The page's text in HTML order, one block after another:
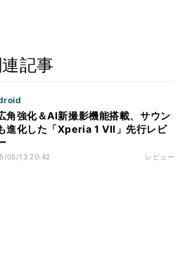
記事
角強化＆AI新撮影機能搭載、サウン
進化した「Xperia 1 VII」先行レビ
05/13 20:42 レビュー